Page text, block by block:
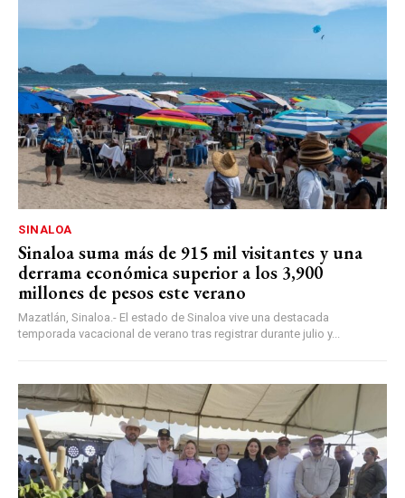
SINALOA
Sinaloa suma más de 915 mil visitantes y una
derrama económica superior a los 3,900
millones de pesos este verano
Mazatlán, Sinaloa.- El estado de Sinaloa vive una destacada
temporada vacacional de verano tras registrar durante julio y...